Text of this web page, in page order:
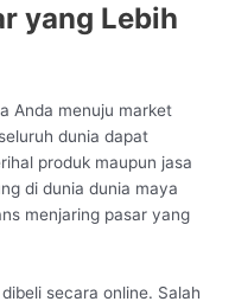
yang Lebih
Anda menuju market
dunia dapat
produk maupun jasa
di dunia dunia maya
menjaring pasar yang
secara online. Salah